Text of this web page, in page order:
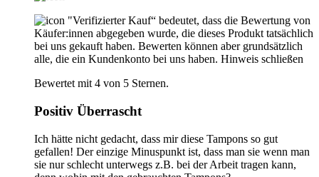
"Verifizierter Kauf“ bedeutet, dass die Bewertung von
Käufer:innen abgegeben wurde, die dieses Produkt tatsächlich
bei uns gekauft haben. Bewerten können aber grundsätzlich
alle, die ein Kundenkonto bei uns haben. Hinweis schließen
Bewertet mit 4 von 5 Sternen.
Positiv Überrascht
Ich hätte nicht gedacht, dass mir diese Tampons so gut
gefallen! Der einzige Minuspunkt ist, dass man sie wenn man
sie nur schlecht unterwegs z.B. bei der Arbeit tragen kann,